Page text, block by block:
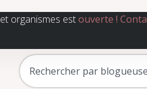
organismes estouverte !